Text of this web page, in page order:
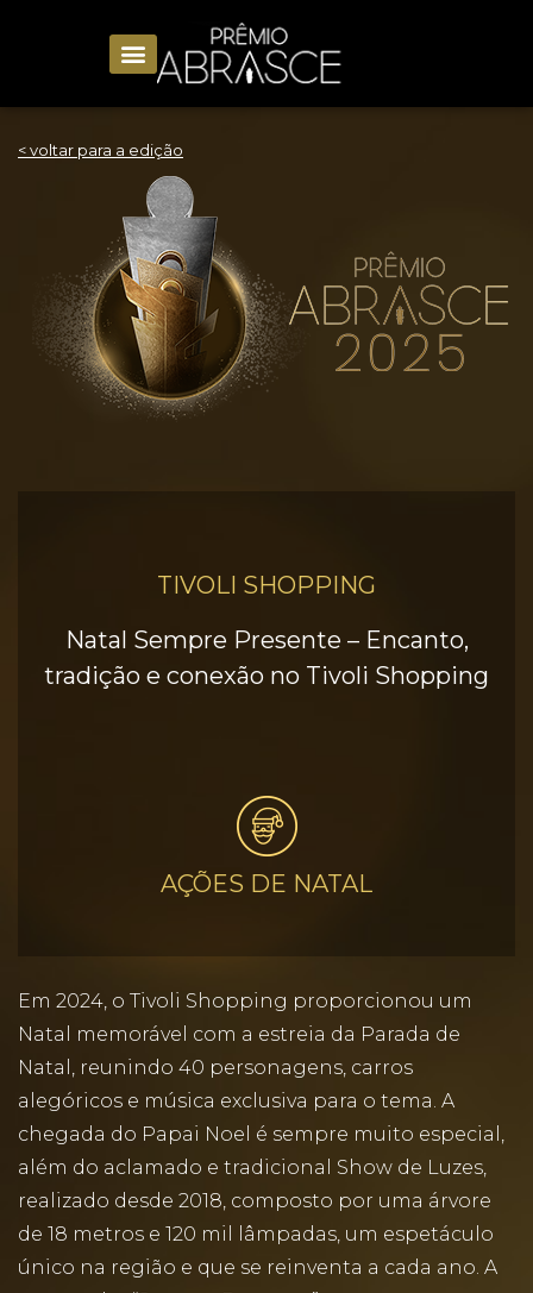
< voltar para a edição
TIVOLI SHOPPING
Natal Sempre Presente – Encanto,
tradição e conexão no Tivoli Shopping
AÇÕES DE NATAL
Em 2024, o Tivoli Shopping proporcionou um
Natal memorável com a estreia da Parada de
Natal, reunindo 40 personagens, carros
alegóricos e música exclusiva para o tema. A
chegada do Papai Noel é sempre muito especial,
além do aclamado e tradicional Show de Luzes,
realizado desde 2018, composto por uma árvore
de 18 metros e 120 mil lâmpadas, um espetáculo
único na região e que se reinventa a cada ano. A